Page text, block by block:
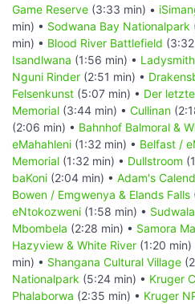
Game Reserve (3:33 min) •
min) • Sodwana Bay Nationalpark
min) • Blood River Battlefield
Isandlwana (1:56 min) •
Nguni Rinder (2:51 min) •
Felsenkunst (5:07 min) • Der
Memorial (3:44 min) • Cullinan
(2:06 min) • Bahnhof Balmoral &
eMahahleni (1:32 min) • Belfast /
Memorial (1:32 min) • Dullstroom
baKoni (2:04 min) • Adam's
Bowen / Emgwenya & Elands Falls
eNtokozweni (1:58 min) •
Mbombela (2:28 min) • Samora
Hazyview & White River (1:20 min)
min) • Shangana Cultural Village
Nationalpark (5:24 min) • Kruger
Phalaborwa (2:35 min) • Kruger